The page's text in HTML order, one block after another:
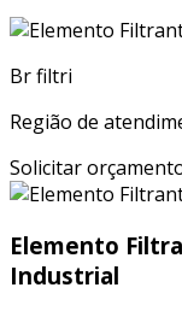
Br filtri
Região de
Solicitar
Elemento
Industrial